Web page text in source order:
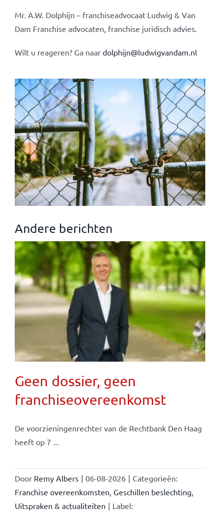
Mr. A.W. Dolphijn – franchiseadvocaat Ludwig & Van
Dam Franchise advocaten, franchise juridisch advies.
Wilt u reageren? Ga naar dolphijn@ludwigvandam.nl
Andere berichten
Geen dossier, geen
franchiseovereenkomst
De voorzieningenrechter van de Rechtbank Den Haag
heeft op 7 ...
Door Remy Albers | 06-08-2026 | Categorieën:
Franchise overeenkomsten Geschillen beslechting
Uitspraken & actualiteiten | Label: